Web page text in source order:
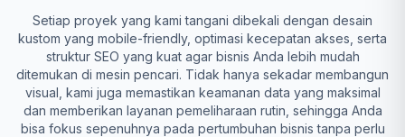
Setiap proyek yang kami tangani dibekali dengan desain
kustom yang mobile-friendly, optimasi kecepatan akses, serta
struktur SEO yang kuat agar bisnis Anda lebih mudah
ditemukan di mesin pencari. Tidak hanya sekadar membangun
visual, kami juga memastikan keamanan data yang maksimal
dan memberikan layanan pemeliharaan rutin, sehingga Anda
bisa fokus sepenuhnya pada pertumbuhan bisnis tanpa perlu